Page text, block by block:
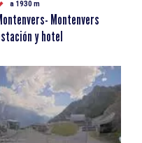
a 1930 m
Montenvers
y hotel